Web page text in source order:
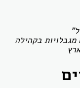
בקהילה